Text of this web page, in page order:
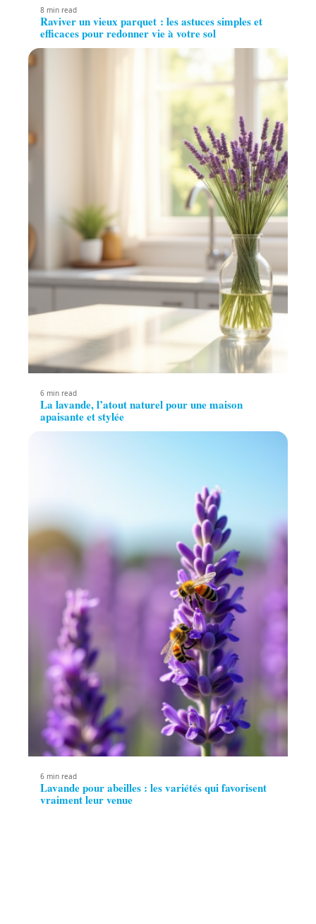
8 min read
Raviver un vieux parquet : les astuces simples et
efficaces pour redonner vie à votre sol
6 min read
La lavande, l’atout naturel pour une maison
apaisante et stylée
6 min read
Lavande pour abeilles : les variétés qui favorisent
vraiment leur venue